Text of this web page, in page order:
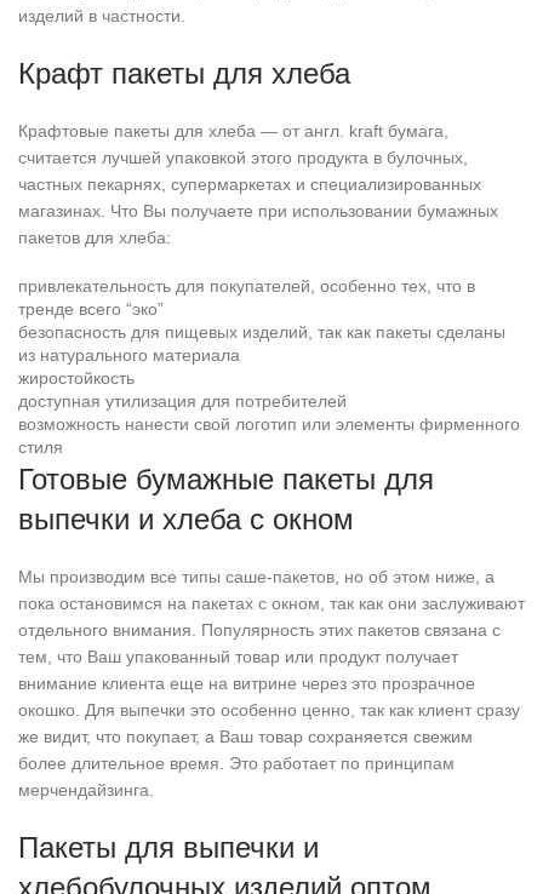
изделий в частности.
Крафт пакеты для хлеба
Крафтовые пакеты для хлеба — от англ. kraft бумага,
считается лучшей упаковкой этого продукта в булочных,
частных пекарнях, супермаркетах и специализированных
магазинах. Что Вы получаете при использовании бумажных
пакетов для хлеба:
привлекательность для покупателей, особенно тех, что в
тренде всего “эко”
безопасность для пищевых изделий, так как пакеты сделаны
из натурального материала
жиростойкость
доступная утилизация для потребителей
возможность нанести свой логотип или элементы фирменного
стиля
Готовые бумажные пакеты для
выпечки и хлеба с окном
Мы производим все типы саше-пакетов, но об этом ниже, а
пока остановимся на пакетах с окном, так как они заслуживают
отдельного внимания. Популярность этих пакетов связана с
тем, что Ваш упакованный товар или продукт получает
внимание клиента еще на витрине через это прозрачное
окошко. Для выпечки это особенно ценно, так как клиент сразу
же видит, что покупает, а Ваш товар сохраняется свежим
более длительное время. Это работает по принципам
мерчендайзинга.
Пакеты для выпечки и
хлебобулочных изделий оптом